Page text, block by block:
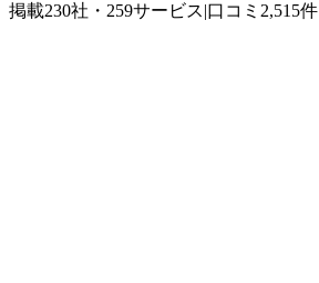
掲載230社・ 259サービス|口コミ 2,515件